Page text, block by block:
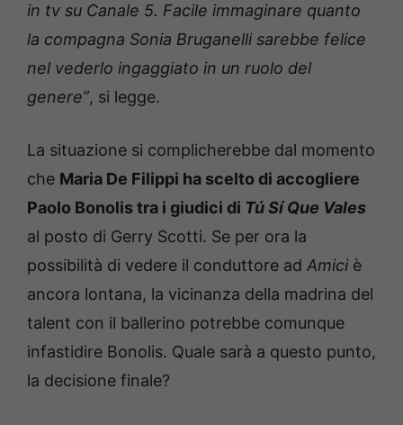
in tv su Canale 5. Facile immaginare quanto
la compagna Sonia Bruganelli sarebbe felice
nel vederlo ingaggiato in un ruolo del
genere”, si legge.
La situazione si complicherebbe dal momento
che Maria De Filippi ha scelto di accogliere
Paolo Bonolis tra i giudici di Tú Sí Que Vales
al posto di Gerry Scotti. Se per ora la
possibilità di vedere il conduttore ad Amiciè
ancora lontana, la vicinanza della madrina del
talent con il ballerino potrebbe comunque
infastidire Bonolis. Quale sarà a questo punto,
la decisione finale?